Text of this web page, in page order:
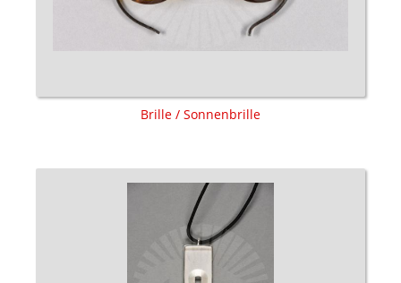
Brille / Sonnenbrille